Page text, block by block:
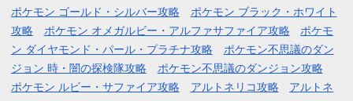
ポケモン ゴールド・シルバー攻略
ポケモン ブラック・ホワイト
攻略
ポケモン オメガルビー・アルファサファイア攻略
ポケモ
ン ダイヤモンド・パール・プラチナ攻略
ポケモン不思議のダン
ジョン 時・闇の探検隊攻略
ポケモン不思議のダンジョン攻略
ポケモン ルビー・サファイア攻略
アルトネリコ攻略
アルトネ